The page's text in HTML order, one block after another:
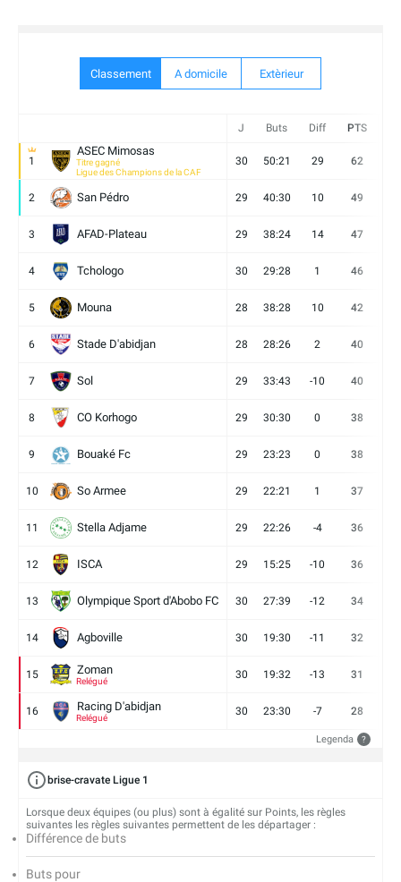
Classement A domicile Extèrieur
J Buts Diff PTS
1
ASEC Mimosas
Titre gagné
Ligue des Champions de la CAF
30 50:21 29 62
2 San Pédro 29 40:30 10 49
3 AFAD-Plateau 29 38:24 14 47
4 Tchologo 30 29:28 1 46
5 Mouna 28 38:28 10 42
6 Stade D'abidjan 28 28:26 2 40
7 Sol 29 33:43 -10 40
8 CO Korhogo 29 30:30 0 38
9 Bouaké Fc 29 23:23 0 38
10 So Armee 29 22:21 1 37
11 Stella Adjame 29 22:26 -4 36
12 ISCA 29 15:25 -10 36
13 Olympique Sport d'Abobo FC 30 27:39 -12 34
14 Agboville 30 19:30 -11 32
15 Zoman
Relégué
30 19:32 -13 31
16 Racing D'abidjan
Relégué
30 23:30 -7 28
Legenda ?
brise-cravate Ligue 1
Lorsque deux équipes (ou plus) sont à égalité sur Points, les règles
suivantes les règles suivantes permettent de les départager :
Différence de buts
Buts pour